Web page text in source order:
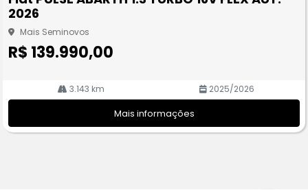
rtil
he
2026
Mais Seminovos
R$ 139.990,00
3.143 km 2025/2026
Mais informações